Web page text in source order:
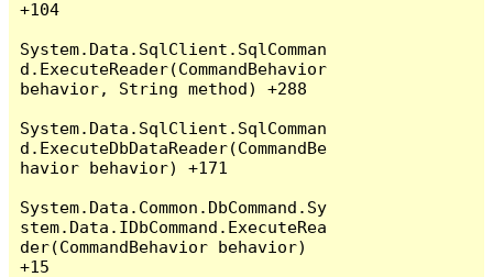
+104
System.Data.SqlClient.SqlComman
d.ExecuteReader(CommandBehavior
behavior, String method) +288
System.Data.SqlClient.SqlComman
d.ExecuteDbDataReader(CommandBe
havior behavior) +171
System.Data.Common.DbCommand.Sy
stem.Data.IDbCommand.ExecuteRea
der(CommandBehavior behavior)
+15